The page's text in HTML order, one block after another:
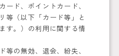
ード、ポイントカード、
等（以下「カード等」と
す。）の利用に関する情
等の無効、退会、紛失、